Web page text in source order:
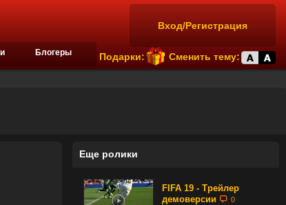
Вход/Регистрация
Подарки: Сменить тему:
Блогеры
Еще ролики
FIFA 19 - Трейлер
демоверсии
0